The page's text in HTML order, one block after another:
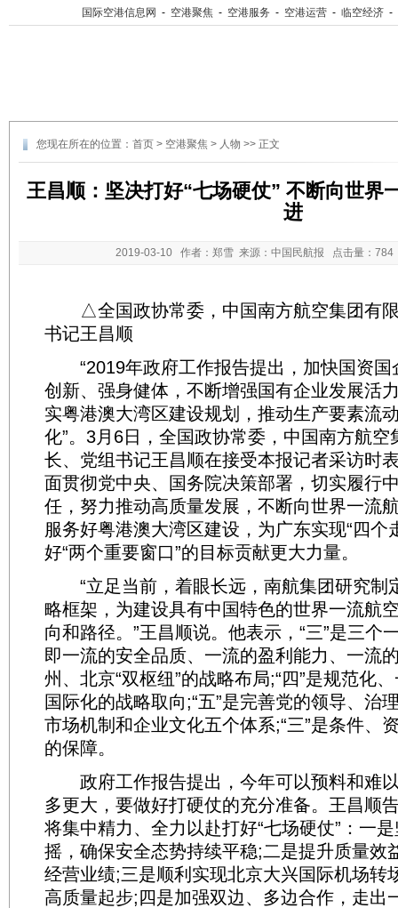
国际空港信息网 - 空港聚焦 - 空港服务 - 空港运营 - 临空经济 -
您现在所在的位置： 首页 > 空港聚焦 > 人物 >> 正文
王昌顺：坚决打好“七场硬仗” 不断向世界
进
2019-03-10 作者：郑雪 来源：中国民航报 点击量：
△全国政协常委，中国南方航空集团有限
书记王昌顺
“2019年政府工作报告提出，加快国资国
创新、强身健体，不断增强国有企业发展活
实粤港澳大湾区建设规划，推动生产要素流
化”。3月6日，全国政协常委，中国南方航空
长、党组书记王昌顺在接受本报记者采访时
面贯彻党中央、国务院决策部署，切实履行
任，努力推动高质量发展，不断向世界一流
服务好粤港澳大湾区建设，为广东实现“四个
好“两个重要窗口”的目标贡献更大力量。
“立足当前，着眼长远，南航集团研究制定
略框架，为建设具有中国特色的世界一流航
向和路径。”王昌顺说。他表示，“三”是三个
即一流的安全品质、一流的盈利能力、一流
州、北京“双枢纽”的战略布局;“四”是规范化
国际化的战略取向;“五”是完善党的领导、治
市场机制和企业文化五个体系;“三”是条件、
的保障。
政府工作报告提出，今年可以预料和难
多更大，要做好打硬仗的充分准备。王昌顺
将集中精力、全力以赴打好“七场硬仗”：一
摇，确保安全态势持续平稳;二是提升质量效
经营业绩;三是顺利实现北京大兴国际机场转
高质量起步;四是加强双边、多边合作，走出